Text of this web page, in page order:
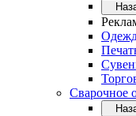
Сварочное